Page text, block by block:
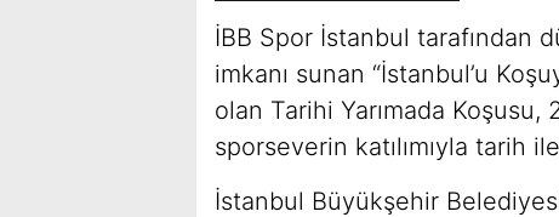
İBB Spor İstanbul tarafından
imkanı sunan “İstanbul’u
olan Tarihi Yarımada Koşusu,
sporseverin katılımıyla tarih
İstanbul Büyükşehir